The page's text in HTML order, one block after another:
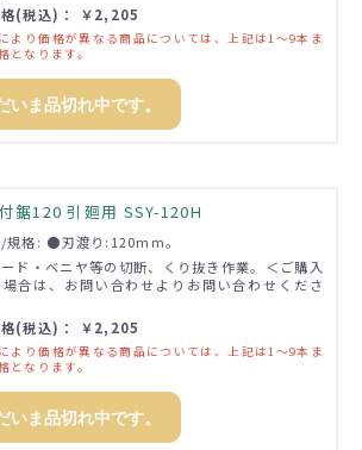
格(税込)： ￥2,205
より価格が異なる商品については、上記は1～9本ま
となります。
いま品切れ中です。
鋸120 引廻用 SSY-120H
規格: ●刃渡り:120mm。
ド・ベニヤ等の切断、くり抜き作業。＜ご購入
合は、お問い合わせよりお問い合わせくださ
格(税込)： ￥2,205
より価格が異なる商品については、上記は1～9本ま
となります。
いま品切れ中です。